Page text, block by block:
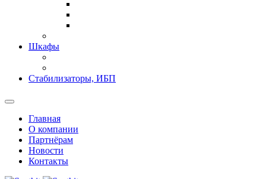
Шкафы
Стабилизаторы, ИБП
Главная
О компании
Партнёрам
Новости
Контакты